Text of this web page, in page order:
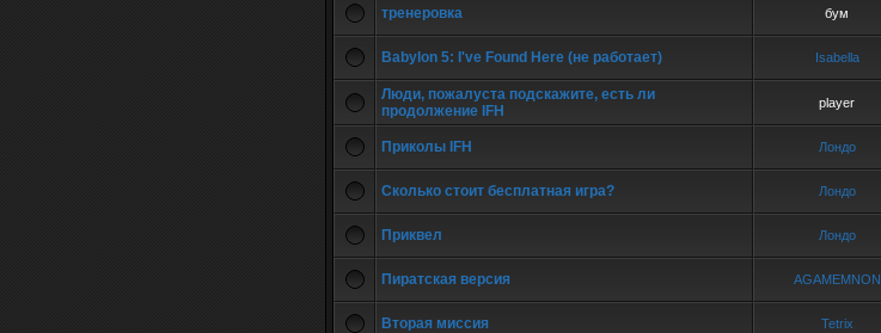
тренеровка бум
Babylon 5: I've Found Here (не работает) Isabella
Люди, пожалуста подскажите, есть ли
продолжение IFH
playеr
Приколы IFH Лондо
Сколько стоит бесплатная игра? Лондо
Приквел Лондо
Пиратская версия AGAMEMNON
Вторая миссия Tetrix